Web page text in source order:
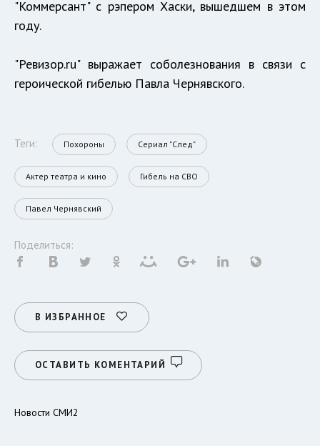
"Коммерсант" с рэпером Хаски, вышедшем в этом
году.
"Ревизор.ru" выражает соболезнования в связи с
героической гибелью Павла Чернявского.
Теги: Похороны Сериал "След"
Актер театра и кино Гибель на СВО
Павел Чернявский
Поделиться:
В ИЗБРАННОЕ
ОСТАВИТЬ КОМЕНТАРИЙ
Новости СМИ2